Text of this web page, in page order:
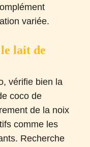
variée​.
lait de
vérifie bien la
coco de
de la noix
comme les
Recherche